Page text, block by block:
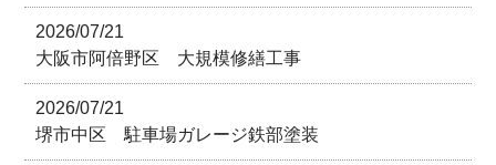
2026/07/21
大阪市阿倍野区 大規模修繕工事
2026/07/21
堺市中区 駐車場ガレージ鉄部塗装